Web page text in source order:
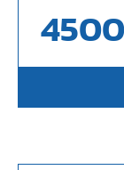
4500